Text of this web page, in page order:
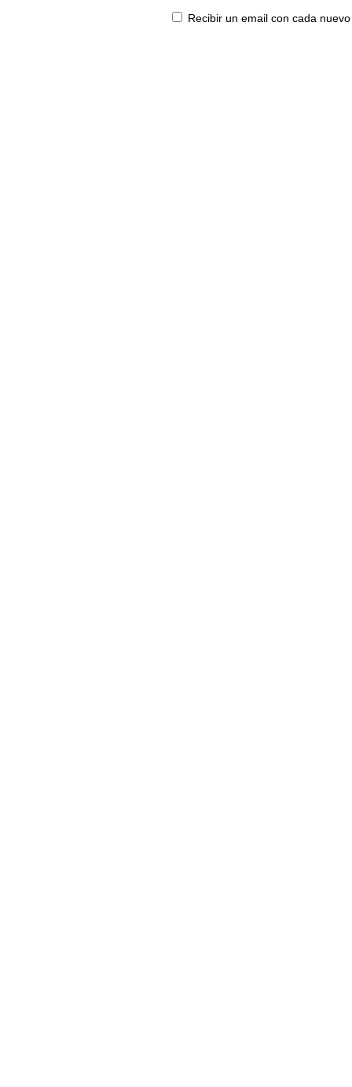
Recibir un email con cada